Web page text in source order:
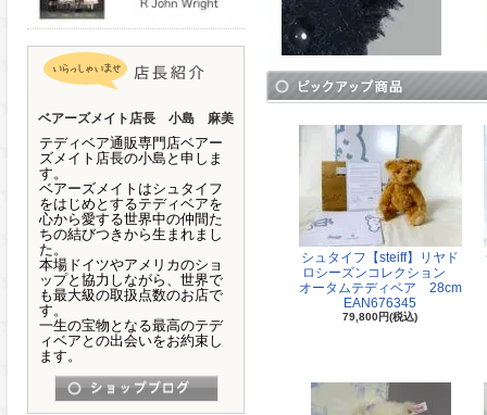
ベアーズメイト店長 小島 麻美
テディベア通販専門店ベアー
ズメイト店長の小島と申しま
す。
ベアーズメイトはシュタイフ
をはじめとするテディベアを
心から愛する世界中の仲間た
ちの結びつきから生まれまし
た。
本場ドイツやアメリカのショ
ップと協力しながら、世界で
も最大級の取扱点数のお店で
す。
一生の宝物となる最高のテデ
ィベアとの出会いをお約束し
ます。
シュタイフ【steiff】リヤド
ロシーズンコレクション
オータムテディベア 28cm
EAN676345
79,800円(税込)